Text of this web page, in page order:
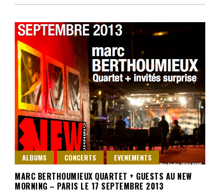
ALBUMS CONCERTS EVENEMENTS
MARC BERTHOUMIEUX QUARTET + GUESTS AU NEW
MORNING – PARIS LE 17 SEPTEMBRE 2013